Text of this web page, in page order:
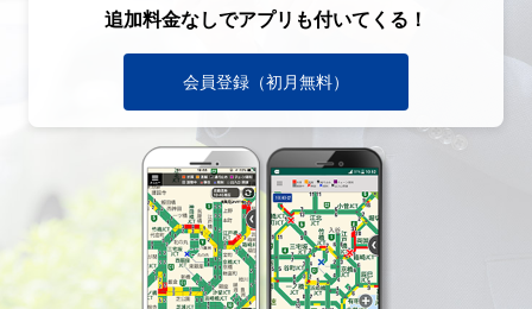
追加料金なしでアプリも付いてくる！
会員登録（初月無料）